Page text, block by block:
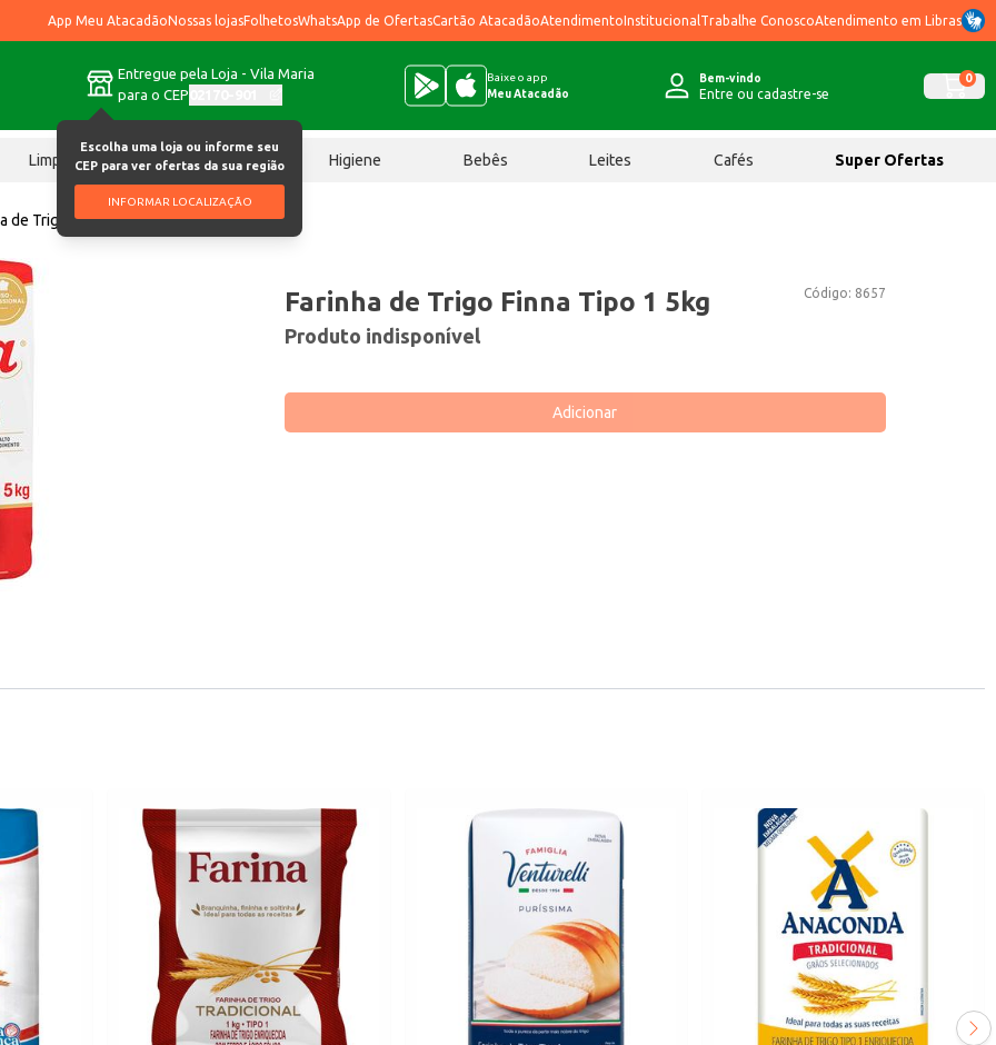
App Meu AtacadãoNossas lojasFolhetosWhatsApp de OfertasCartão AtacadãoAtendimentoInstitucional Trabalhe ConoscoAtendimento em Libras
Entregue pela Loja - Vila Maria
para o CEP
Escolha uma loja ou informe seu
CEP para ver ofertas da sua região
INFORMAR LOCALIZAÇÃO
Baixe o app
Meu Atacadão
Bem-vindo
Entre ou cadastre-se
0
Limpeza Chocolates Higiene Bebês Leites Cafés Super Ofertas
de Trigo Finna Tipo 1 5kg
Código: 8657
Farinha de Trigo Finna Tipo 1 5kg
Produto indisponível
Adicionar